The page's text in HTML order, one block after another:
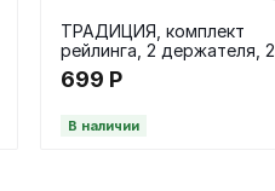
ТРАДИЦИЯ, комплект
рейлинга, 2 держателя, 2
заглушки, 60 см, черный
699 Р
В наличии